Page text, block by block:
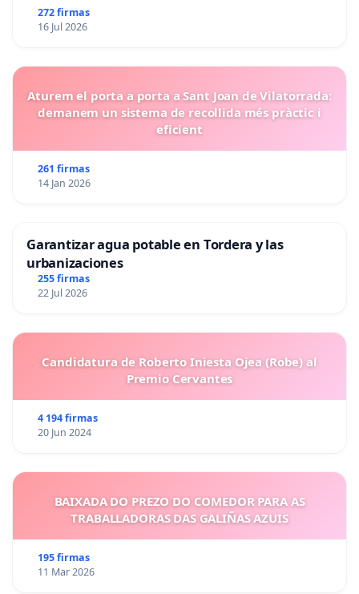
272 firmas
16 Jul 2026
Aturem el porta a porta a Sant Joan de Vilatorrada:
demanem un sistema de recollida més pràctic i
eficient
261 firmas
14 Jan 2026
Garantizar agua potable en Tordera y las
urbanizaciones
255 firmas
22 Jul 2026
Candidatura de Roberto Iniesta Ojea (Robe) al
Premio Cervantes
4 194 firmas
20 Jun 2024
BAIXADA DO PREZO DO COMEDOR PARA AS
TRABALLADORAS DAS GALIÑAS AZUIS
195 firmas
11 Mar 2026